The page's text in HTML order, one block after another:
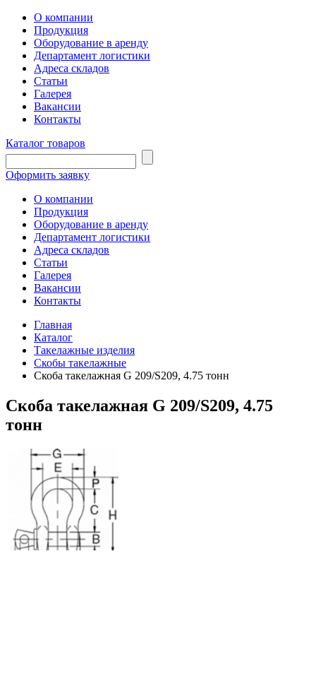
О компании
Продукция
Оборудование в аренду
Департамент логистики
Адреса складов
Статьи
Галерея
Вакансии
Контакты
Каталог товаров
Оформить заявку
О компании
Продукция
Оборудование в аренду
Департамент логистики
Адреса складов
Статьи
Галерея
Вакансии
Контакты
Главная
Каталог
Такелажные изделия
Скобы такелажные
Скоба такелажная G 209/S209, 4.75 тонн
Скоба такелажная G 209/S209, 4.75
тонн